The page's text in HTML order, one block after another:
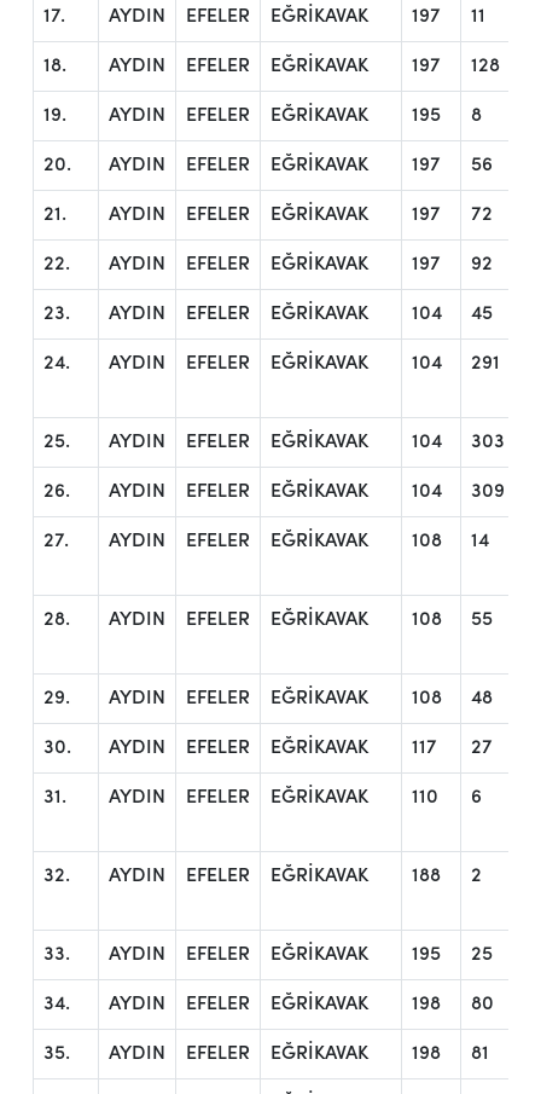
17. AYDIN EFELER EĞRİKAVAK 197 11
18. AYDIN EFELER EĞRİKAVAK 197 128
19. AYDIN EFELER EĞRİKAVAK 195 8
20. AYDIN EFELER EĞRİKAVAK 197 56
21. AYDIN EFELER EĞRİKAVAK 197 72
22. AYDIN EFELER EĞRİKAVAK 197 92
23. AYDIN EFELER EĞRİKAVAK 104 45
24. AYDIN EFELER EĞRİKAVAK 104 291
25. AYDIN EFELER EĞRİKAVAK 104 303
26. AYDIN EFELER EĞRİKAVAK 104 309
27. AYDIN EFELER EĞRİKAVAK 108 14
28. AYDIN EFELER EĞRİKAVAK 108 55
29. AYDIN EFELER EĞRİKAVAK 108 48
30. AYDIN EFELER EĞRİKAVAK 117 27
31. AYDIN EFELER EĞRİKAVAK 110 6
32. AYDIN EFELER EĞRİKAVAK 188 2
33. AYDIN EFELER EĞRİKAVAK 195 25
34. AYDIN EFELER EĞRİKAVAK 198 80
35. AYDIN EFELER EĞRİKAVAK 198 81